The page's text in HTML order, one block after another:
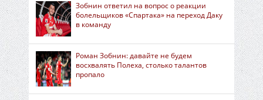
Зобнин ответил на вопрос о реакции
болельщиков «Спартака» на переход Даку
в команду
Роман Зобнин: давайте не будем
восхвалять Полеха, столько талантов
пропало